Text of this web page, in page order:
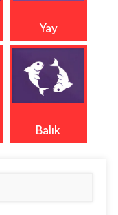
Yay
Balık